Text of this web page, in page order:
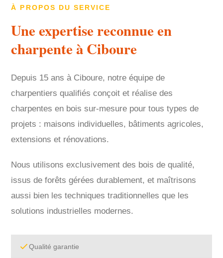
À PROPOS DU SERVICE
Une expertise reconnue en
charpente à Ciboure
Depuis 15 ans à Ciboure, notre équipe de
charpentiers qualifiés conçoit et réalise des
charpentes en bois sur-mesure pour tous types de
projets : maisons individuelles, bâtiments agricoles,
extensions et rénovations.
Nous utilisons exclusivement des bois de qualité,
issus de forêts gérées durablement, et maîtrisons
aussi bien les techniques traditionnelles que les
solutions industrielles modernes.
Qualité garantie